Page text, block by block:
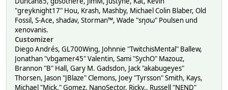
"greyknight17" Hou, Krash, Mashby, Michael Colin Blaber, Old
Fossil, S-Ace, shadav, Storman™, Wade "sησω" Poulsen und
xenovanis.
Customizer
Diego Andrés, GL700Wing, Johnnie "TwitchisMental" Ballew,
Jonathan "vbgamer45" Valentin, Sami "SychO" Mazouz,
Brannon "B" Hall, Gary M. Gadsdon, Jack "akabugeyes"
Thorsen, Jason "JBlaze" Clemons, Joey "Tyrsson" Smith, Kays,
Michael "Mick." Gomez, NanoSector, Ricky., Russell "NEND"